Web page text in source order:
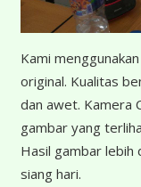
Kami
original. Kualitas
dan awet. Kamera
gambar yang
Hasil gambar lebih
siang hari.